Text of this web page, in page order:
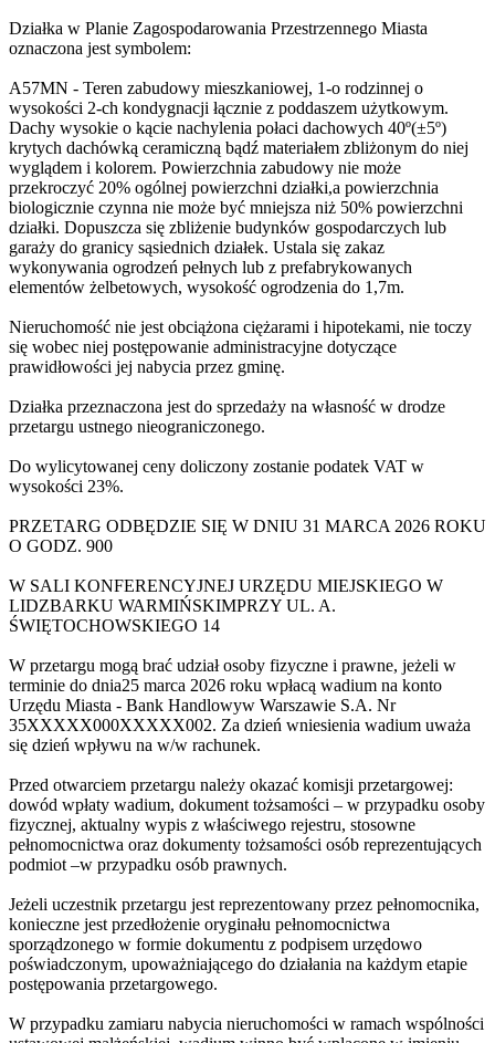
Działka w Planie Zagospodarowania Przestrzennego Miasta
oznaczona jest symbolem:
A57MN - Teren zabudowy mieszkaniowej, 1-o rodzinnej o
wysokości 2-ch kondygnacji łącznie z poddaszem użytkowym.
Dachy wysokie o kącie nachylenia połaci dachowych 40º(±5º)
krytych dachówką ceramiczną bądź materiałem zbliżonym do niej
wyglądem i kolorem. Powierzchnia zabudowy nie może
przekroczyć 20% ogólnej powierzchni działki,a powierzchnia
biologicznie czynna nie może być mniejsza niż 50% powierzchni
działki. Dopuszcza się zbliżenie budynków gospodarczych lub
garaży do granicy sąsiednich działek. Ustala się zakaz
wykonywania ogrodzeń pełnych lub z prefabrykowanych
elementów żelbetowych, wysokość ogrodzenia do 1,7m.
Nieruchomość nie jest obciążona ciężarami i hipotekami, nie toczy
się wobec niej postępowanie administracyjne dotyczące
prawidłowości jej nabycia przez gminę.
Działka przeznaczona jest do sprzedaży na własność w drodze
przetargu ustnego nieograniczonego.
Do wylicytowanej ceny doliczony zostanie podatek VAT w
wysokości 23%.
PRZETARG ODBĘDZIE SIĘ W DNIU 31 MARCA 2026 ROKU
O GODZ. 900
W SALI KONFERENCYJNEJ URZĘDU MIEJSKIEGO W
LIDZBARKU WARMIŃSKIMPRZY UL. A.
ŚWIĘTOCHOWSKIEGO 14
W przetargu mogą brać udział osoby fizyczne i prawne, jeżeli w
terminie do dnia25 marca 2026 roku wpłacą wadium na konto
Urzędu Miasta - Bank Handlowyw Warszawie S.A. Nr
35XXXXX000XXXXX002. Za dzień wniesienia wadium uważa
się dzień wpływu na w/w rachunek.
Przed otwarciem przetargu należy okazać komisji przetargowej:
dowód wpłaty wadium, dokument tożsamości – w przypadku osoby
fizycznej, aktualny wypis z właściwego rejestru, stosowne
pełnomocnictwa oraz dokumenty tożsamości osób reprezentujących
podmiot –w przypadku osób prawnych.
Jeżeli uczestnik przetargu jest reprezentowany przez pełnomocnika,
konieczne jest przedłożenie oryginału pełnomocnictwa
sporządzonego w formie dokumentu z podpisem urzędowo
poświadczonym, upoważniającego do działania na każdym etapie
postępowania przetargowego.
W przypadku zamiaru nabycia nieruchomości w ramach wspólności